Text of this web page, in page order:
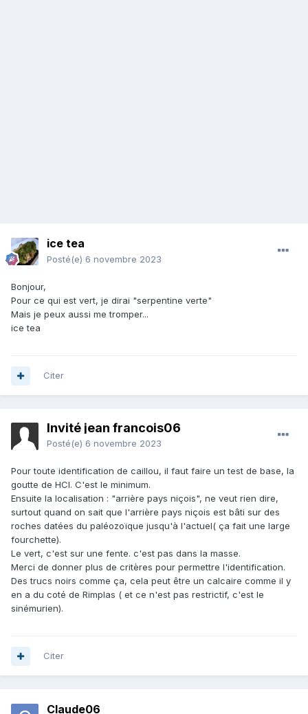
ice tea
Posté(e) 6 novembre 2023
Bonjour,
Pour ce qui est vert, je dirai "serpentine verte"
Mais je peux aussi me tromper...
ice tea
Citer
Invité jean francois06
Posté(e) 6 novembre 2023
Pour toute identification de caillou, il faut faire un test de base, la
goutte de HCl. C'est le minimum.
Ensuite la localisation : "arrière pays niçois", ne veut rien dire,
surtout quand on sait que l'arrière pays niçois est bâti sur des
roches datées du paléozoïque jusqu'à l'actuel( ça fait une large
fourchette).
Le vert, c'est sur une fente. c'est pas dans la masse.
Merci de donner plus de critères pour permettre l'identification.
Des trucs noirs comme ça, cela peut être un calcaire comme il y
en a du coté de Rimplas ( et ce n'est pas restrictif, c'est le
sinémurien).
Citer
Claude06